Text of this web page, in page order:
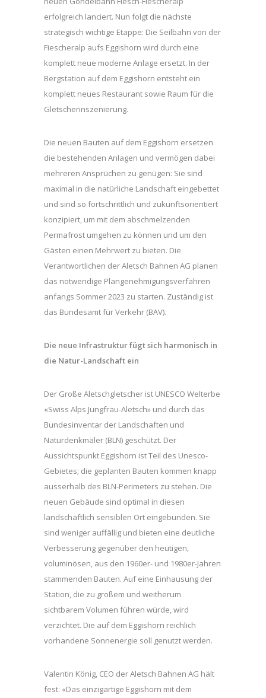
erfolgreich lanciert. Nun folgt die nächste
strategisch wichtige Etappe: Die Seilbahn von der
Fiescheralp aufs Eggishorn wird durch eine
komplett neue moderne Anlage ersetzt. In der
Bergstation auf dem Eggishorn entsteht ein
komplett neues Restaurant sowie Raum für die
Gletscherinszenierung.
Die neuen Bauten auf dem Eggishorn ersetzen
die bestehenden Anlagen und vermögen dabei
mehreren Ansprüchen zu genügen: Sie sind
maximal in die natürliche Landschaft eingebettet
und sind so fortschrittlich und zukunftsorientiert
konzipiert, um mit dem abschmelzenden
Permafrost umgehen zu können und um den
Gästen einen Mehrwert zu bieten. Die
Verantwortlichen der Aletsch Bahnen AG planen
das notwendige Plangenehmigungsverfahren
anfangs Sommer 2023 zu starten. Zuständig ist
das Bundesamt für Verkehr (BAV).
Die neue Infrastruktur fügt sich harmonisch in
die Natur-Landschaft ein
Der Große Aletschgletscher ist UNESCO Welterbe
«Swiss Alps Jungfrau-Aletsch» und durch das
Bundesinventar der Landschaften und
Naturdenkmäler (BLN) geschützt. Der
Aussichtspunkt Eggishorn ist Teil des Unesco-
Gebietes; die geplanten Bauten kommen knapp
ausserhalb des BLN-Perimeters zu stehen. Die
neuen Gebäude sind optimal in diesen
landschaftlich sensiblen Ort eingebunden. Sie
sind weniger auffällig und bieten eine deutliche
Verbesserung gegenüber den heutigen,
voluminösen, aus den 1960er- und 1980er-Jahren
stammenden Bauten. Auf eine Einhausung der
Station, die zu großem und weitherum
sichtbarem Volumen führen würde, wird
verzichtet. Die auf dem Eggishorn reichlich
vorhandene Sonnenergie soll genutzt werden.
Valentin König, CEO der Aletsch Bahnen AG hält
fest: «Das einzigartige Eggishorn mit dem